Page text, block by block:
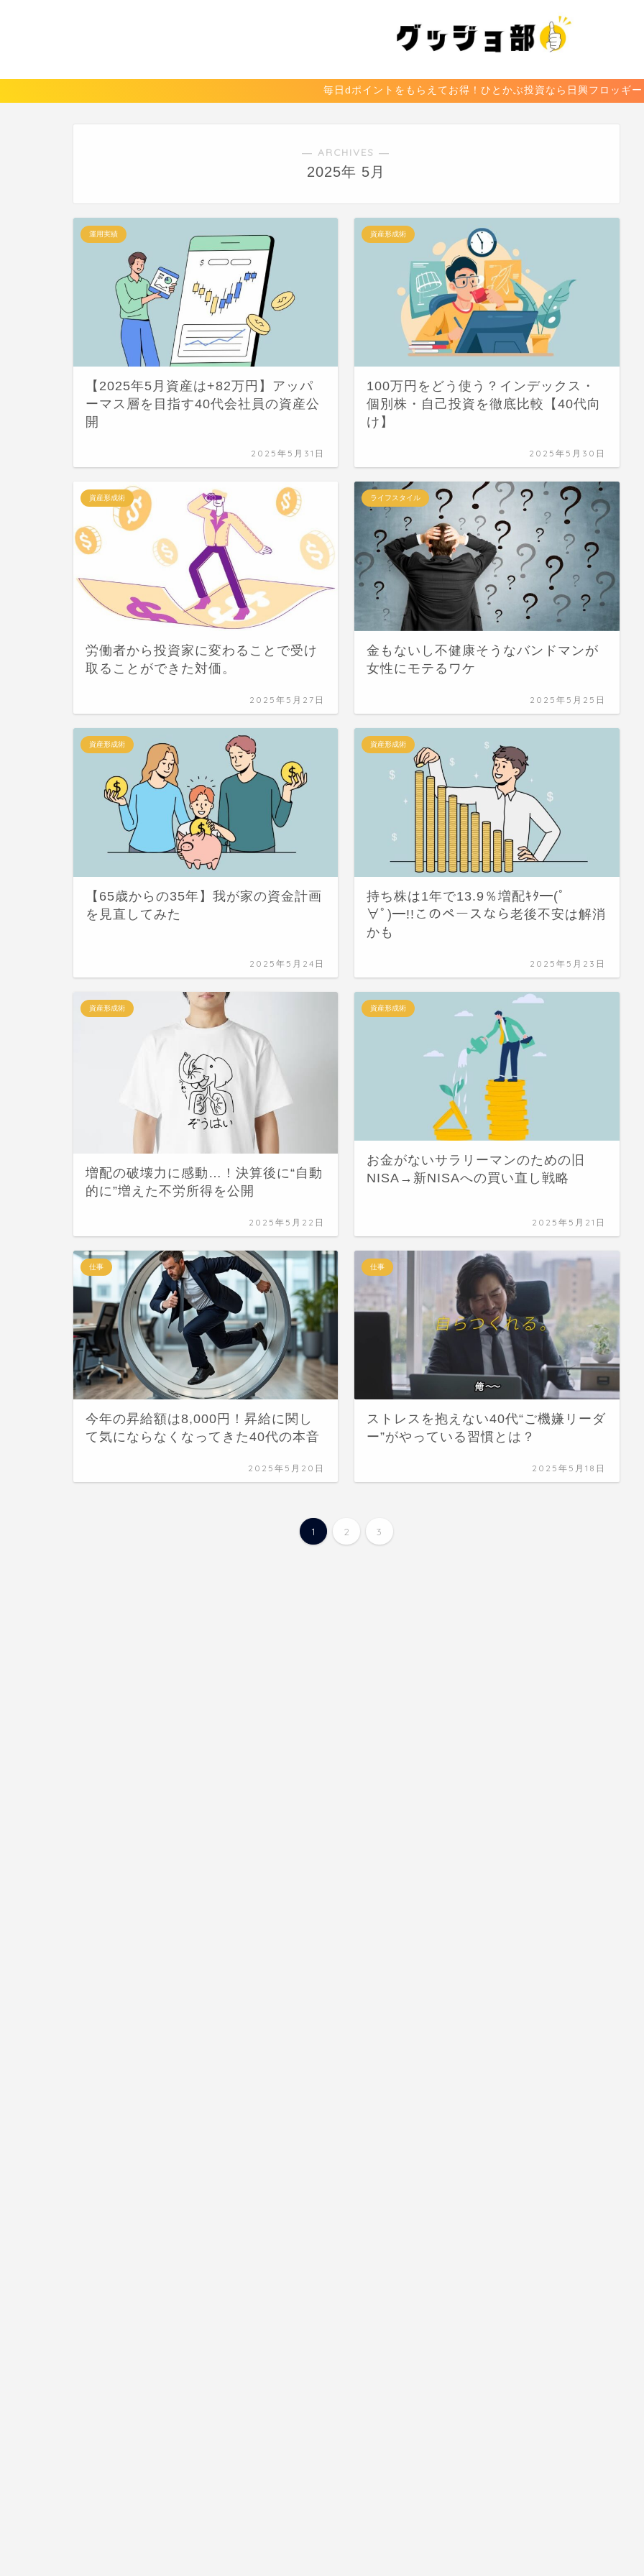
毎日dポイントをもらえてお得！ひとかぶ投資なら日興フロッギー
― ARCHIVES ―
2025年 5月
運用実績
【2025年5月資産は+82万円】アッパ
ーマス層を目指す40代会社員の資産公
開
2025年5月31日
資産形成術
100万円をどう使う？インデックス・
個別株・自己投資を徹底比較【40代向
け】
2025年5月30日
資産形成術
労働者から投資家に変わることで受け
取ることができた対価。
2025年5月27日
ライフスタイル
金もないし不健康そうなバンドマンが
女性にモテるワケ
2025年5月25日
資産形成術
【65歳からの35年】我が家の資金計画
を見直してみた
2025年5月24日
資産形成術
持ち株は1年で13.9％増配ｷﾀ━(ﾟ
∀ﾟ)━!!このペースなら老後不安は解消
かも
2025年5月23日
資産形成術
増配の破壊力に感動…！決算後に“自動
的に”増えた不労所得を公開
2025年5月22日
資産形成術
お金がないサラリーマンのための旧
NISA→新NISAへの買い直し戦略
2025年5月21日
仕事
今年の昇給額は8,000円！昇給に関し
て気にならなくなってきた40代の本音
2025年5月20日
仕事
ストレスを抱えない40代“ご機嫌リーダ
ー”がやっている習慣とは？
2025年5月18日
1 2 3